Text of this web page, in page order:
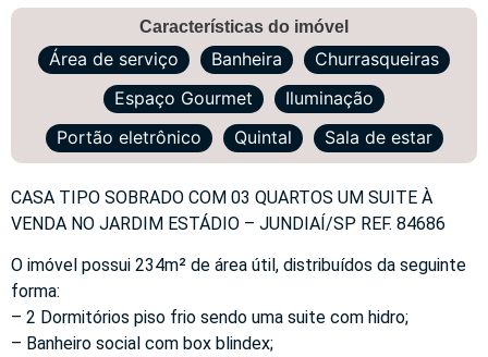
Características do imóvel
Área de serviço Banheira
Churrasqueiras
Espaço Gourmet
Iluminação
Portão eletrônico
Quintal Sala de estar
CASA TIPO SOBRADO COM 03 QUARTOS UM SUITE À
VENDA NO JARDIM ESTÁDIO – JUNDIAÍ/SP REF. 84686
O imóvel possui 234m² de área útil, distribuídos da seguinte
forma:
– 2 Dormitórios piso frio sendo uma suite com hidro;
– Banheiro social com box blindex;